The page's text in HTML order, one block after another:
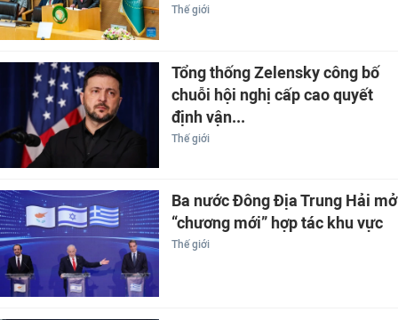
Thế giới
Tổng thống Zelensky công bố
chuỗi hội nghị cấp cao quyết
định vận...
Thế giới
Ba nước Đông Địa Trung Hải mở
“chương mới” hợp tác khu vực
Thế giới